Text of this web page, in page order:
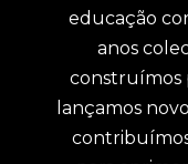
educação
anos
construímos
lançamos